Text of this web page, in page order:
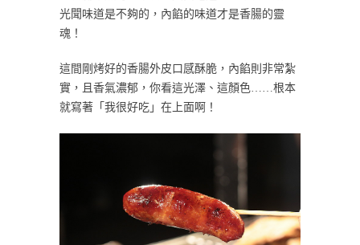
光聞味道是不夠的，內餡的味道才是香腸的靈
魂！
這間剛烤好的香腸外皮口感酥脆，內餡則非常紮
實，且香氣濃郁，你看這光澤、這顏色……根本
就寫著「我很好吃」在上面啊！